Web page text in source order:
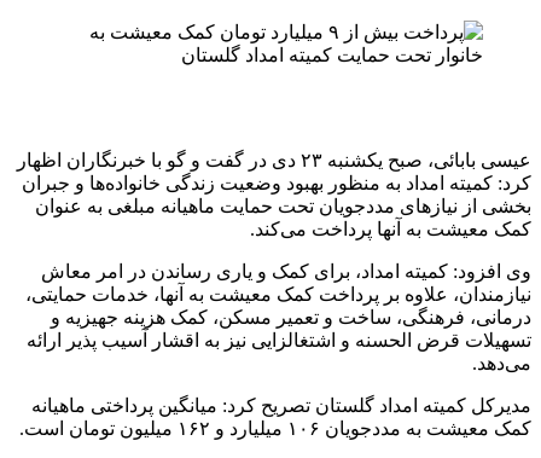
عیسی بابائی، صبح یکشنبه ۲۳ دی در گفت و گو با خبرنگاران اظهار
کرد: کمیته امداد به منظور بهبود وضعیت زندگی خانواده‌ها و جبران
بخشی از نیازهای مددجویان تحت حمایت ماهیانه مبلغی به عنوان
کمک معیشت به آنها پرداخت می‌کند.
وی افزود: کمیته امداد، برای کمک و یاری رساندن در امر معاش
نیازمندان، علاوه بر پرداخت کمک معیشت به آنها، خدمات حمایتی،
درمانی، فرهنگی، ساخت و تعمیر مسکن، کمک هزینه جهیزیه و
تسهیلات قرض الحسنه و اشتغالزایی نیز به اقشار آسیب پذیر ارائه
می‌دهد.
مدیرکل کمیته امداد گلستان تصریح کرد: میانگین پرداختی ماهیانه
کمک معیشت به مددجویان ۱۰۶ میلیارد و ۱۶۲ میلیون تومان است.